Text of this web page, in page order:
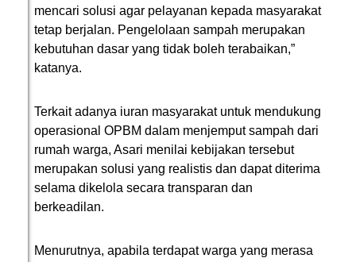
mencari solusi agar pelayanan kepada masyarakat
tetap berjalan. Pengelolaan sampah merupakan
kebutuhan dasar yang tidak boleh terabaikan,”
katanya.
Terkait adanya iuran masyarakat untuk mendukung
operasional OPBM dalam menjemput sampah dari
rumah warga, Asari menilai kebijakan tersebut
merupakan solusi yang realistis dan dapat diterima
selama dikelola secara transparan dan
berkeadilan.
Menurutnya, apabila terdapat warga yang merasa